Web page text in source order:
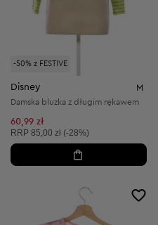
-50% z FESTIVE
Disney M
Damska bluzka z długim rękawem
60,99 zł
Cena sugerowana:
RRP 85,00 zł (-28%)